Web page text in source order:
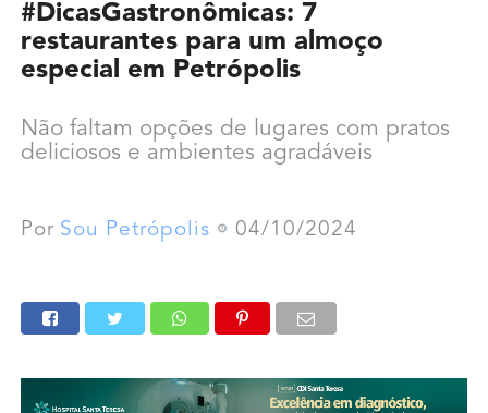
#DicasGastronômicas: 7
restaurantes para um almoço
especial em Petrópolis
Não faltam opções de lugares com pratos
deliciosos e ambientes agradáveis
Por Sou Petrópolis 04/10/2024